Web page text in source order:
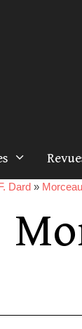
Dard »